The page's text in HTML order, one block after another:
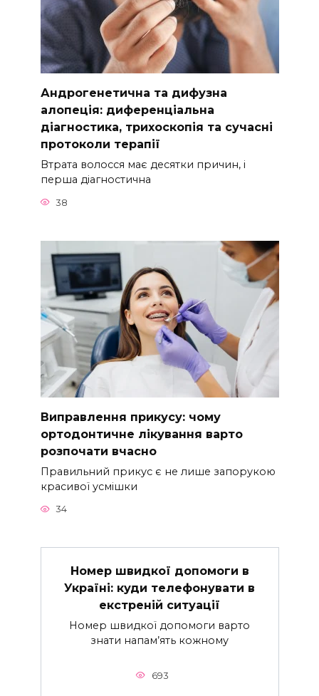
Андрогенетична та дифузна
алопеція: диференціальна
діагностика, трихоскопія та сучасні
протоколи терапії
Втрата волосся має десятки причин, і
перша діагностична
38
Виправлення прикусу: чому
ортодонтичне лікування варто
розпочати вчасно
Правильний прикус є не лише запорукою
красивої усмішки
34
Номер швидкої допомоги в
Україні: куди телефонувати в
екстреній ситуації
Номер швидкої допомоги варто
знати напам’ять кожному
693